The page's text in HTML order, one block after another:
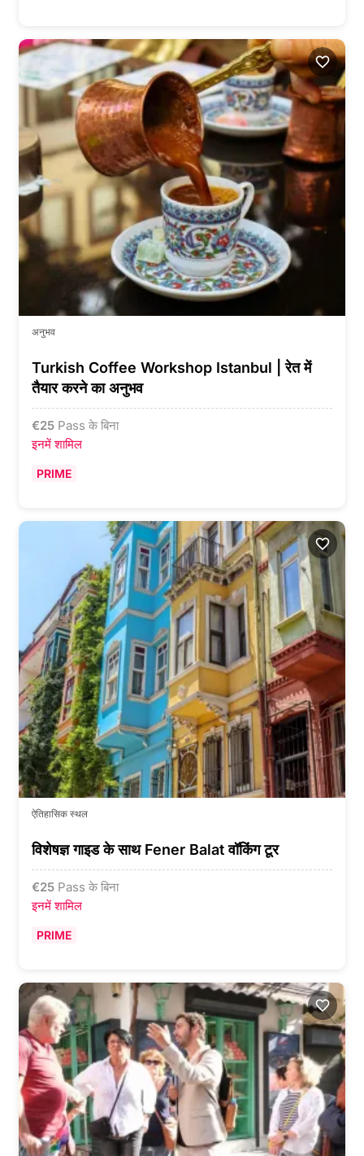
अनुभव
Turkish Coffee Workshop Istanbul | रेत में
तैयार करने का अनुभव
€25 Pass के बिना
इनमें शामिल
PRIME
ऐतिहासिक स्थल
विशेषज्ञ गाइड के साथ Fener Balat वॉकिंग टूर
€25 Pass के बिना
इनमें शामिल
PRIME